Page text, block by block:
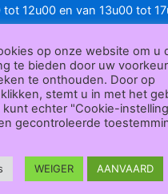
productpagina
12u00 en van 13u00 tot
KLANTENSERVICE
Over
| F.A.Q.|Bestelprocedure |
|Herroepingsrecht|
|Bedrukken|Contact
Maxisafety.nl © 2026
op onze website om u
te bieden door uw
te onthouden. Door op
klikken, stemt u in met het
kunt echter "Cookie-
gecontroleerde
WEIGER AANVAARD